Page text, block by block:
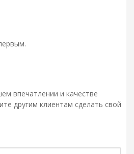
впечатлении и качестве
другим клиентам сделать свой